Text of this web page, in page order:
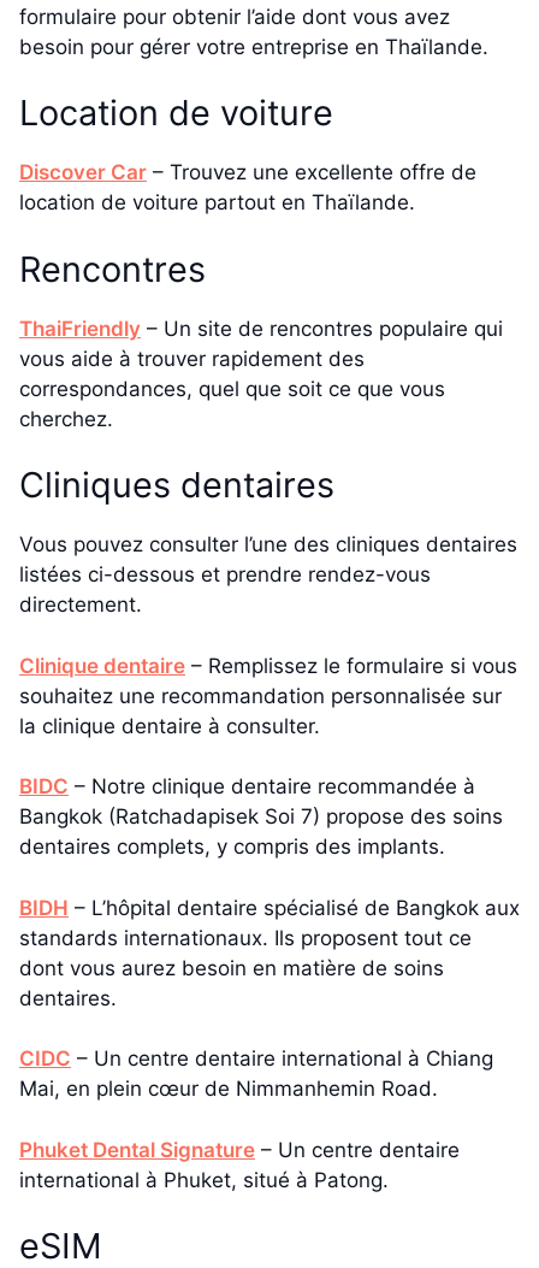
formulaire pour obtenir l’aide dont vous avez
besoin pour gérer votre entreprise en Thaïlande.
Location de voiture
Discover Car – Trouvez une excellente offre de
location de voiture partout en Thaïlande.
Rencontres
ThaiFriendly – Un site de rencontres populaire qui
vous aide à trouver rapidement des
correspondances, quel que soit ce que vous
cherchez.
Cliniques dentaires
Vous pouvez consulter l’une des cliniques dentaires
listées ci-dessous et prendre rendez-vous
directement.
Clinique dentaire – Remplissez le formulaire si vous
souhaitez une recommandation personnalisée sur
la clinique dentaire à consulter.
BIDC – Notre clinique dentaire recommandée à
Bangkok (Ratchadapisek Soi 7) propose des soins
dentaires complets, y compris des implants.
BIDH – L’hôpital dentaire spécialisé de Bangkok aux
standards internationaux. Ils proposent tout ce
dont vous aurez besoin en matière de soins
dentaires.
CIDC – Un centre dentaire international à Chiang
Mai, en plein cœur de Nimmanhemin Road.
Phuket Dental Signature – Un centre dentaire
international à Phuket, situé à Patong.
eSIM